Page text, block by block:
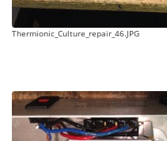
Thermionic_Culture_repair_46.JPG